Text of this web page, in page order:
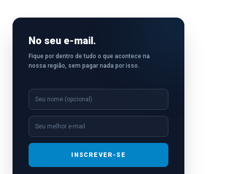
No seu e-mail.
Fique por dentro de tudo o que acontece na
nossa região, sem pagar nada por isso.
INSCREVER-SE